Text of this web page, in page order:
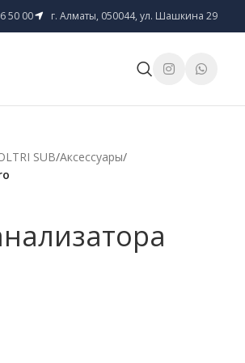
50 00 г. Алматы, 050044, ул. Шашкина 29
SUB/Аксессуары/